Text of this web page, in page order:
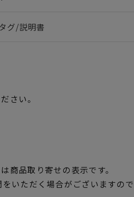
グ/説明書
さい。
商品取り寄せの表示です。
いただく場合がございますので